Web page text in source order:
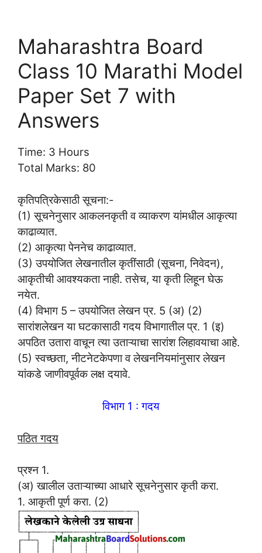
Maharashtra Board
Class 10 Marathi Model
Paper Set 7 with
Answers
Time: 3 Hours
Total Marks: 80
कृतिपत्रिकेसाठी सूचना:-
(1) सूचनेनुसार आकलनकृती व व्याकरण यांमधील आकृत्या
काढाव्यात.
(2) आकृत्या पेननेच काढाव्यात.
(3) उपयोजित लेखनातील कृतींसाठी (सूचना, निवेदन),
आकृतीची आवश्यकता नाही. तसेच, या कृती लिहून घेऊ
नयेत.
(4) विभाग 5 – उपयोजित लेखन प्र. 5 (अ) (2)
सारांशलेखन या घटकासाठी गदय विभागातील प्र. 1 (इ)
अपठित उतारा वाचून त्या उताऱ्याचा सारांश लिहावयाचा आहे.
(5) स्वच्छता, नीटनेटकेपणा व लेखननियमांनुसार लेखन
यांकडे जाणीवपूर्वक लक्ष दयावे.
विभाग 1 : गदय
पठित गदय
प्रश्न 1.
(अ) खालील उताऱ्याच्या आधारे सूचनेनुसार कृती करा.
1. आकृती पूर्ण करा. (2)